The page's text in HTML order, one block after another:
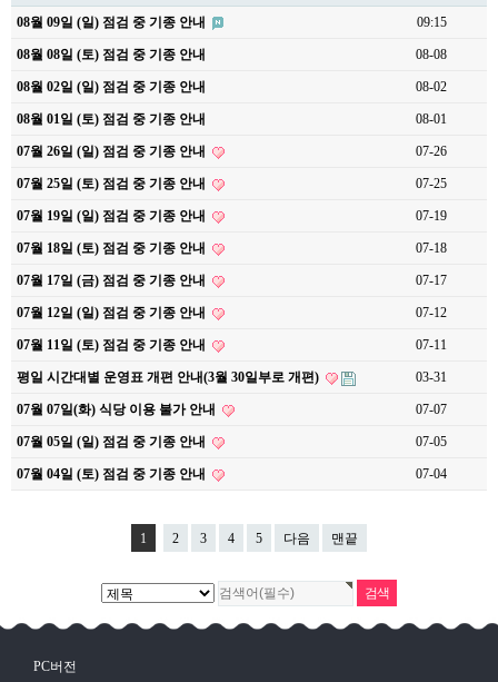
08월 09일 (일) 점검 중 기종 안내 09:15
08월 08일 (토) 점검 중 기종 안내 08-08
08월 02일 (일) 점검 중 기종 안내 08-02
08월 01일 (토) 점검 중 기종 안내 08-01
07월 26일 (일) 점검 중 기종 안내 07-26
07월 25일 (토) 점검 중 기종 안내 07-25
07월 19일 (일) 점검 중 기종 안내 07-19
07월 18일 (토) 점검 중 기종 안내 07-18
07월 17일 (금) 점검 중 기종 안내 07-17
07월 12일 (일) 점검 중 기종 안내 07-12
07월 11일 (토) 점검 중 기종 안내 07-11
평일 시간대별 운영표 개편 안내(3월 30일부로 개편) 03-31
07월 07일(화) 식당 이용 불가 안내 07-07
07월 05일 (일) 점검 중 기종 안내 07-05
07월 04일 (토) 점검 중 기종 안내 07-04
1 2 3 4 5 다음 맨끝
PC버전